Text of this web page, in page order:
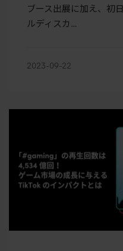
ブース出展に加え、初
ルディスカ…
2023-09-22